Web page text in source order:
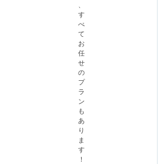
す
べ
て
お
任
せ
の
プ
ラ
ン
も
あ
り
ま
す
！